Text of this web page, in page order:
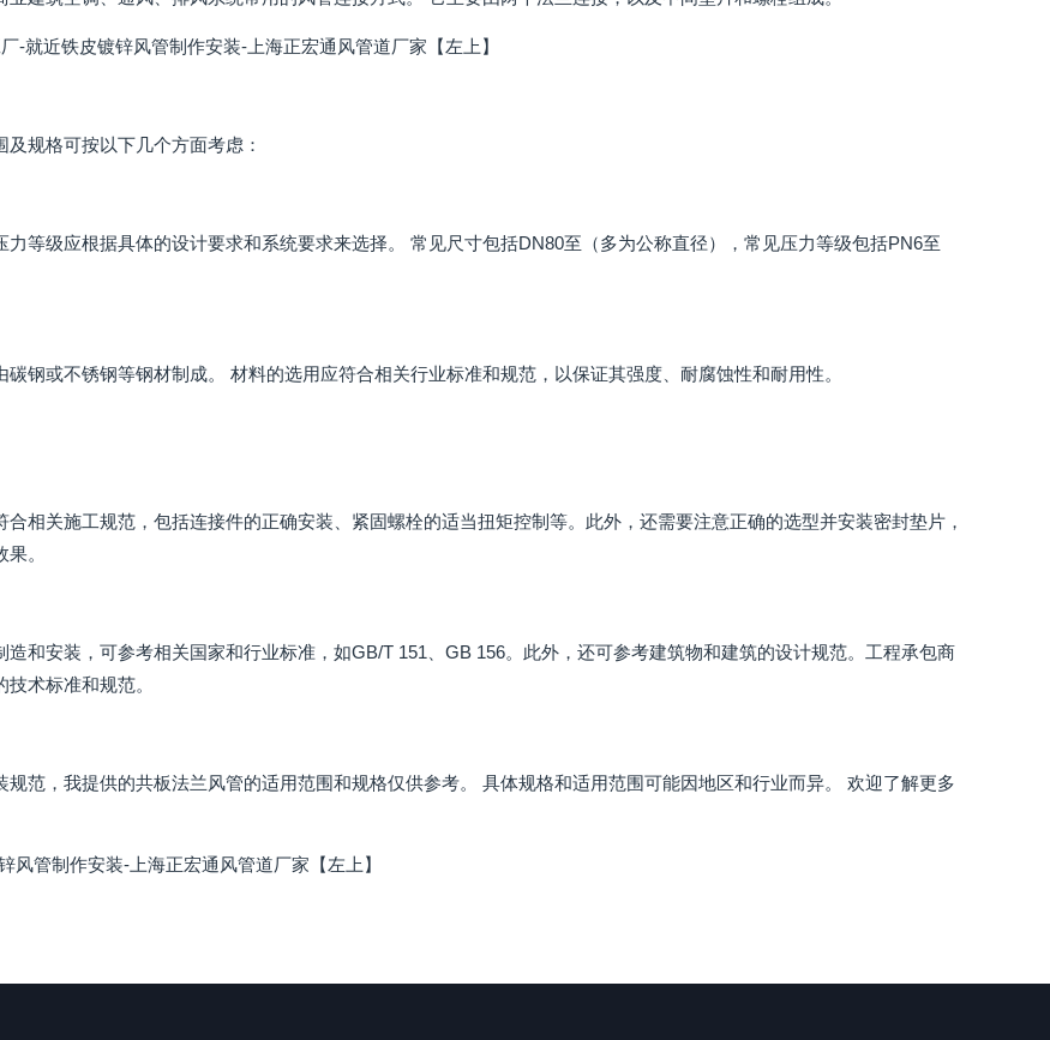
-就近铁皮镀锌风管制作安装-上海正宏通风管道厂家【左上】
规格可按以下几个方面考虑：
力等级应根据具体的设计要求和系统要求来选择。 常见尺寸包括DN80至（多为公称直径），常见压力等级包括PN6至
钢或不锈钢等钢材制成。 材料的选用应符合相关行业标准和规范，以保证其强度、耐腐蚀性和耐用性。
合相关施工规范，包括连接件的正确安装、紧固螺栓的适当扭矩控制等。此外，还需要注意正确的选型并安装密封垫片，
。
造和安装，可参考相关国家和行业标准，如GB/T 151、GB 156。此外，还可参考建筑物和建筑的设计规范。工程承包商
术标准和规范。
规范，我提供的共板法兰风管的适用范围和规格仅供参考。 具体规格和适用范围可能因地区和行业而异。 欢迎了解更多
风管制作安装-上海正宏通风管道厂家【左上】